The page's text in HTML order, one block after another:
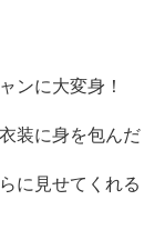
ンに大変身！
装に身を包んだ
に見せてくれる